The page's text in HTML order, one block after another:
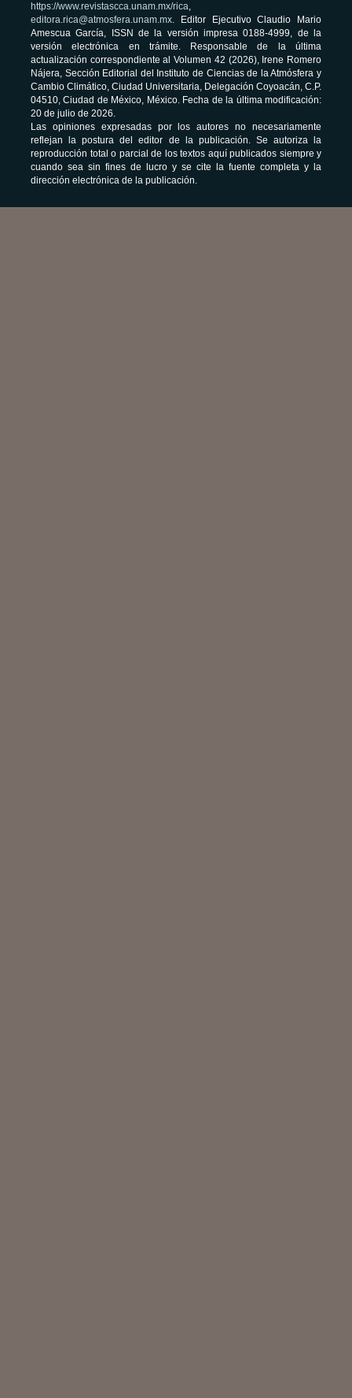
https://www.revistascca.unam.mx/rica,
editora.rica@atmosfera.unam.mx. Editor Ejecutivo Claudio Mario
Amescua García, ISSN de la versión impresa 0188-4999, de la
versión electrónica en trámite. Responsable de la última
actualización correspondiente al Volumen 42 (2026), Irene Romero
Nájera, Sección Editorial del Instituto de Ciencias de la Atmósfera y
Cambio Climático, Ciudad Universitaria, Delegación Coyoacán, C.P.
04510, Ciudad de México, México. Fecha de la última modificación:
20 de julio de 2026.
Las opiniones expresadas por los autores no necesariamente
reflejan la postura del editor de la publicación. Se autoriza la
reproducción total o parcial de los textos aquí publicados siempre y
cuando sea sin fines de lucro y se cite la fuente completa y la
dirección electrónica de la publicación.